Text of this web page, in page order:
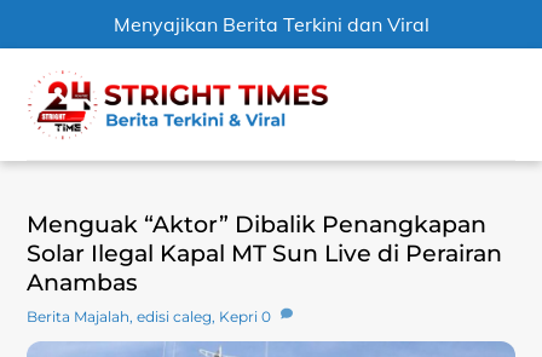
Menyajikan Berita Terkini dan Viral
content
Menguak “Aktor” Dibalik Penangkapan
Solar Ilegal Kapal MT Sun Live di Perairan
Anambas
Berita Majalah,edisi caleg, Kepri 0